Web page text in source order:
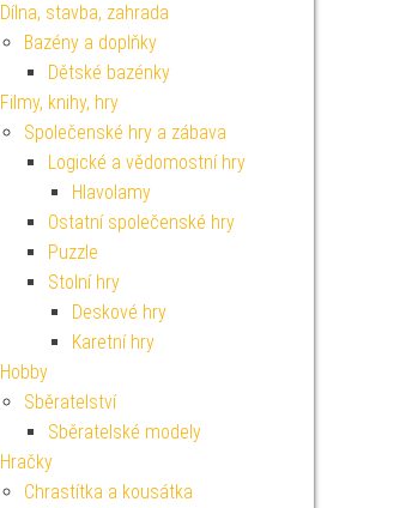
Dílna, stavba, zahrada
Bazény a doplňky
Dětské bazénky
Filmy, knihy, hry
Společenské hry a zábava
Logické a vědomostní hry
Hlavolamy
Ostatní společenské hry
Puzzle
Stolní hry
Deskové hry
Karetní hry
Hobby
Sběratelství
Sběratelské modely
Hračky
Chrastítka a kousátka